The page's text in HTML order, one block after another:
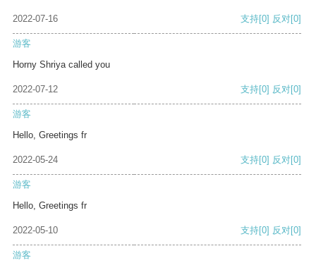
2022-07-16 支持[0] 反对[0]
游客
Horny Shriya called you
2022-07-12 支持[0] 反对[0]
游客
Hello, Greetings fr
2022-05-24 支持[0] 反对[0]
游客
Hello, Greetings fr
2022-05-10 支持[0] 反对[0]
游客